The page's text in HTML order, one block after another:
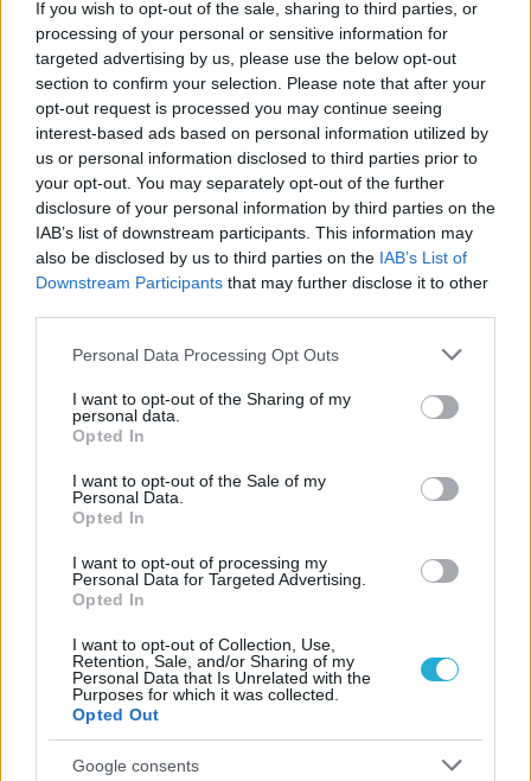
If you wish to opt-out of the sale, sharing to third parties, or
processing of your personal or sensitive information for
targeted advertising by us, please use the below opt-out
section to confirm your selection. Please note that after your
opt-out request is processed you may continue seeing
interest-based ads based on personal information utilized by
us or personal information disclosed to third parties prior to
your opt-out. You may separately opt-out of the further
disclosure of your personal information by third parties on the
IAB’s list of downstream participants. This information may
also be disclosed by us to third parties on the IAB’s List of
Downstream Participants that may further disclose it to other
Please note that this website/app uses one or more Google
not limited to your visit or usage behaviour. You may click to
grant or deny consent to Google and its third-party tags to
use your data for below specified purposes in below Google
consent section.
Personal Data Processing Opt Outs
I want to opt-out of the Sharing of my
personal data.
Opted In
I want to opt-out of the Sale of my
Personal Data.
Opted In
I want to opt-out of processing my
Personal Data for Targeted Advertising.
Opted In
I want to opt-out of Collection, Use,
Retention, Sale, and/or Sharing of my
Personal Data that Is Unrelated with the
Purposes for which it was collected.
Opted Out
Google consents
06/08/2026
Έτοιμη για… υψηλές πτήσεις η Μπενφίκα του Ψάρρα
με τον «Ιπτάμενο Ολλανδό» Βίλτενμπουργκ
05/08/2026
Ισόπαλο το πρωτο φιλικό τεστ της Εθνικής στο
Ουρμπίνο
05/08/2026
Προς στρατηγική συνεργασία ΠΑΣΑΠΠ και
Πρώτο δυνατό τεστ της Εθνικής Γυναικών επί ιταλικού
εδάφους με Σουηδία
05/08/2026
Η Καλαπόδα, «μία φίλη απ’ τα παλιά», ορθώνει το
ΓΝΩΜΕΣ